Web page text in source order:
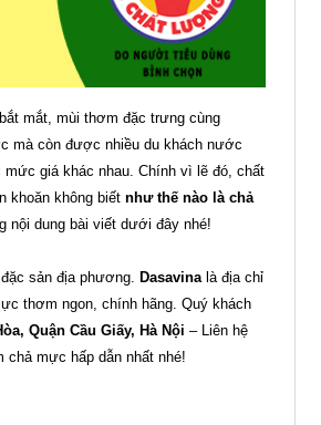
mắt, mùi thơm đặc trưng cùng
mà còn được nhiều du khách nước
giá khác nhau. Chính vì lẽ đó, chất
khoăn không biết như thế nào là chả
nội dung bài viết dưới đây nhé!
sản địa phương. Dasavinalà địa chỉ
thơm ngon, chính hãng. Quý khách
Quận Cầu Giấy, Hà Nội – Liên hệ
mực hấp dẫn nhất nhé!